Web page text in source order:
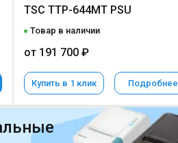
TSC TTP-644MT PSU
Товар в наличии
от 191 700 ₽
Купить в 1 клик Подробнее